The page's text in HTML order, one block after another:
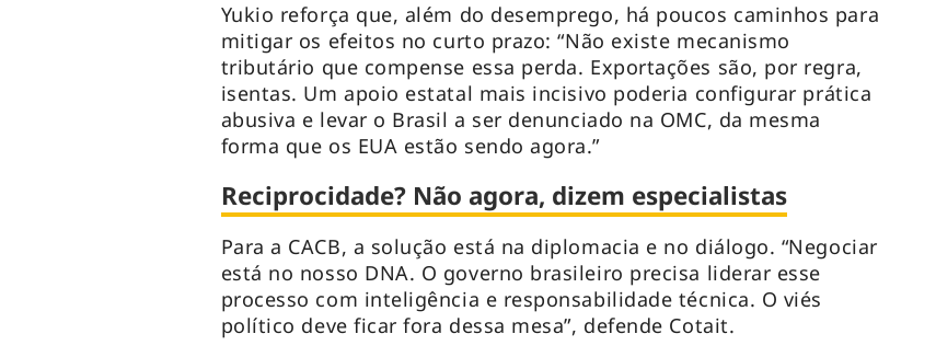
Yukio reforça que, além do desemprego, há poucos caminhos para
mitigar os efeitos no curto prazo: “Não existe mecanismo
tributário que compense essa perda. Exportações são, por regra,
isentas. Um apoio estatal mais incisivo poderia configurar prática
abusiva e levar o Brasil a ser denunciado na OMC, da mesma
forma que os EUA estão sendo agora.”
Reciprocidade? Não agora, dizem especialistas
Para a CACB, a solução está na diplomacia e no diálogo. “Negociar
está no nosso DNA. O governo brasileiro precisa liderar esse
processo com inteligência e responsabilidade técnica. O viés
político deve ficar fora dessa mesa”, defende Cotait.